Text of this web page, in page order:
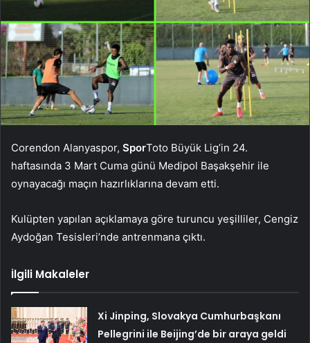
Corendon Alanyaspor, SporToto Büyük Lig’in 24.
haftasında 3 Mart Cuma günü Medipol Başakşehir ile
oynayacağı maçın hazırlıklarına devam etti.
Kulüpten yapılan açıklamaya göre turuncu yeşilliler, Cengiz
Aydoğan Tesisleri’nde antrenmana çıktı.
İlgili Makaleler
Xi Jinping, Slovakya Cumhurbaşkanı
Pellegrini ile Beijing’de bir araya geldi